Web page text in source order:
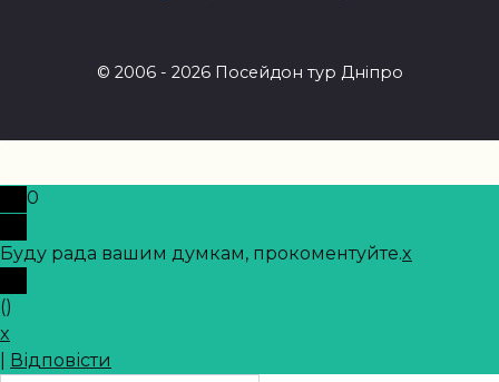
© 2006 - 2026 Посейдон тур Дніпро
0
Буду рада вашим думкам, прокоментуйте.x
()
x
Відповісти